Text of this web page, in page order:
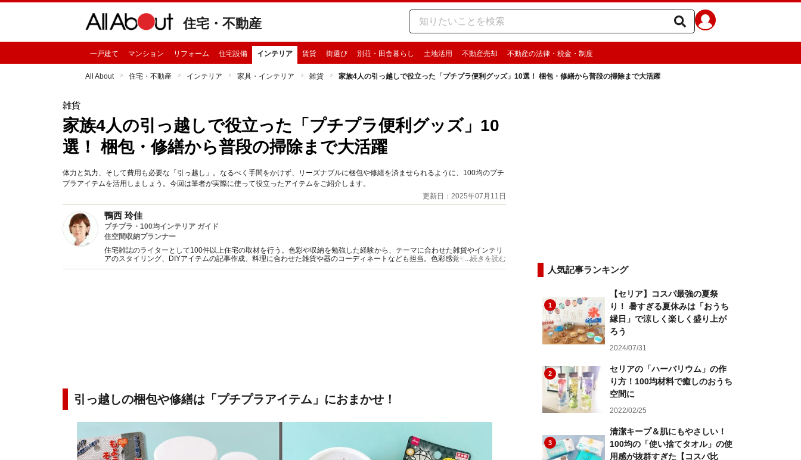
住宅・不動産
一戸建て マンション リフォーム 住宅設備 インテリア 賃貸 街選び 別荘・田舎暮らし 土地活用 不動産売却 不動産の法律・税金・制度
All About 住宅・不動産 インテリア 家具・インテリア 雑貨 家族4人の引っ越しで役立った「プチプラ便利グッズ」10選！ 梱包・修繕から普段の掃除まで大活躍
雑貨
家族4人の引っ越しで役立った「プチプラ便利グッズ」10
選！ 梱包・修繕から普段の掃除まで大活躍
体力と気力、そして費用も必要な「引っ越し」。なるべく手間をかけず、リーズナブルに梱包や修繕を済ませられるように、100均のプチ
プラアイテムを活用しましょう。今回は筆者が実際に使って役立ったアイテムをご紹介します。
更新日：2025年07月11日
鴨西 玲佳
プチプラ・100均インテリア ガイド
住空間収納プランナー
住宅雑誌のライターとして100件以上住宅の取材を行う。色彩や収納を勉強した経験から、テーマに合わせた雑貨やインテリ
アのスタイリング、DIYアイテムの記事作成、料理に合わせた雑貨や器のコーディネートなども担当。色彩感覚やセンスをい
かした、シンプルで季節感のあるコーディネートが得意。
...続きを読む
引っ越しの梱包や修繕は「プチプラアイテム」におまかせ！
人気記事ランキング
1
【セリア】コスパ最強の夏祭
り！ 暑すぎる夏休みは「おうち
縁日」で涼しく楽しく盛り上が
ろう
2024/07/31
2
セリアの「ハーバリウム」の作
り方！100均材料で癒しのおうち
空間に
2022/02/25
3
清潔キープ＆肌にもやさしい！
100均の「使い捨てタオル」の使
用感が抜群すぎた【コスパ比